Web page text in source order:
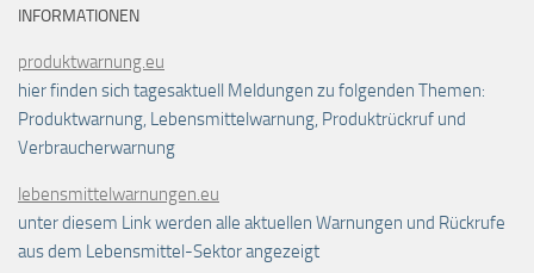
INFORMATIONEN
produktwarnung.eu
hier finden sich tagesaktuell Meldungen zu folgenden Themen:
Produktwarnung, Lebensmittelwarnung, Produktrückruf und
Verbraucherwarnung
lebensmittelwarnungen.eu
unter diesem Link werden alle aktuellen Warnungen und Rückrufe
aus dem Lebensmittel-Sektor angezeigt